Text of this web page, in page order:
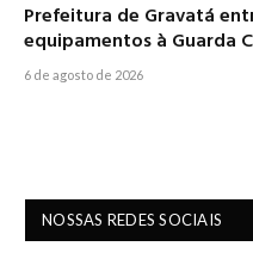
Prefeitura de Gravatá
equipamentos à Guarda
6 de agosto de 2026
NOSSAS REDES SOCIAIS